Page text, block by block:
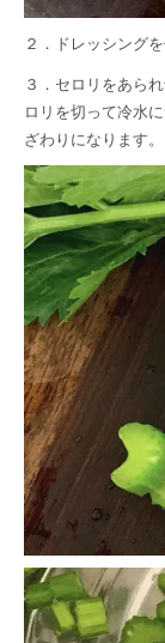
２．ドレッシング
３．セロリをあら
ロリを切って冷水
ざわりになります。